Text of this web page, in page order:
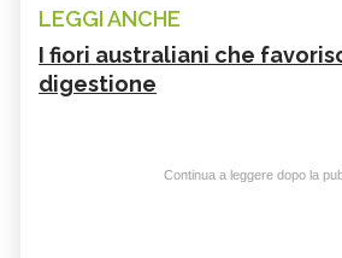
LEGGI ANCHE
I fiori australiani che
digestione
Continua a leggere dopo la